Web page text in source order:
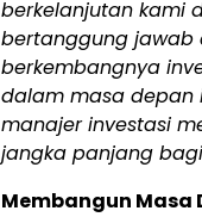
berkelanjutan kami
bertanggung jawab
berkembangnya
dalam masa depan
manajer investasi
jangka panjang
Membangun Masa